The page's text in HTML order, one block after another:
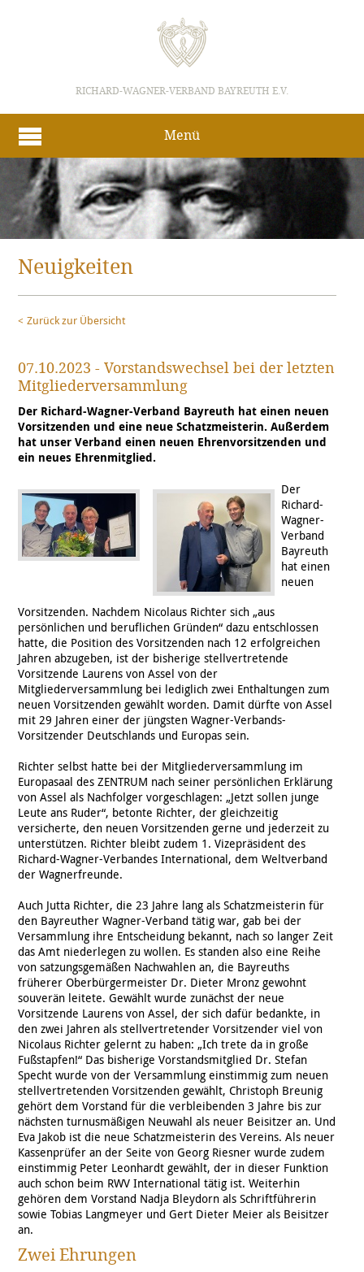
RICHARD-WAGNER-VERBAND BAYREUTH E.V.
Menü
Neuigkeiten
Zurück zur Übersicht
07.10.2023 - Vorstandswechsel bei der letzten
Mitgliederversammlung
Der Richard-Wagner-Verband Bayreuth hat einen neuen
Vorsitzenden und eine neue Schatzmeisterin. Außerdem
hat unser Verband einen neuen Ehrenvorsitzenden und
ein neues Ehrenmitglied.
Der
Richard-
Wagner-
Verband
Bayreuth
hat einen
neuen
Vorsitzenden. Nachdem Nicolaus Richter sich „aus
persönlichen und beruflichen Gründen“ dazu entschlossen
hatte, die Position des Vorsitzenden nach 12 erfolgreichen
Jahren abzugeben, ist der bisherige stellvertretende
Vorsitzende Laurens von Assel von der
Mitgliederversammlung bei lediglich zwei Enthaltungen zum
neuen Vorsitzenden gewählt worden. Damit dürfte von Assel
mit 29 Jahren einer der jüngsten Wagner-Verbands-
Vorsitzender Deutschlands und Europas sein.
Richter selbst hatte bei der Mitgliederversammlung im
Europasaal des ZENTRUM nach seiner persönlichen Erklärung
von Assel als Nachfolger vorgeschlagen: „Jetzt sollen junge
Leute ans Ruder“, betonte Richter, der gleichzeitig
versicherte, den neuen Vorsitzenden gerne und jederzeit zu
unterstützen. Richter bleibt zudem 1. Vizepräsident des
Richard-Wagner-Verbandes International, dem Weltverband
der Wagnerfreunde.
Auch Jutta Richter, die 23 Jahre lang als Schatzmeisterin für
den Bayreuther Wagner-Verband tätig war, gab bei der
Versammlung ihre Entscheidung bekannt, nach so langer Zeit
das Amt niederlegen zu wollen. Es standen also eine Reihe
von satzungsgemäßen Nachwahlen an, die Bayreuths
früherer Oberbürgermeister Dr. Dieter Mronz gewohnt
souverän leitete. Gewählt wurde zunächst der neue
Vorsitzende Laurens von Assel, der sich dafür bedankte, in
den zwei Jahren als stellvertretender Vorsitzender viel von
Nicolaus Richter gelernt zu haben: „Ich trete da in große
Fußstapfen!“ Das bisherige Vorstandsmitglied Dr. Stefan
Specht wurde von der Versammlung einstimmig zum neuen
stellvertretenden Vorsitzenden gewählt, Christoph Breunig
gehört dem Vorstand für die verbleibenden 3 Jahre bis zur
nächsten turnusmäßigen Neuwahl als neuer Beisitzer an. Und
Eva Jakob ist die neue Schatzmeisterin des Vereins. Als neuer
Kassenprüfer an der Seite von Georg Riesner wurde zudem
einstimmig Peter Leonhardt gewählt, der in dieser Funktion
auch schon beim RWV International tätig ist. Weiterhin
gehören dem Vorstand Nadja Bleydorn als Schriftführerin
sowie Tobias Langmeyer und Gert Dieter Meier als Beisitzer
an.
Zwei Ehrungen